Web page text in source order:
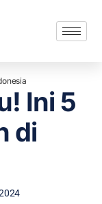
Ini 5
di